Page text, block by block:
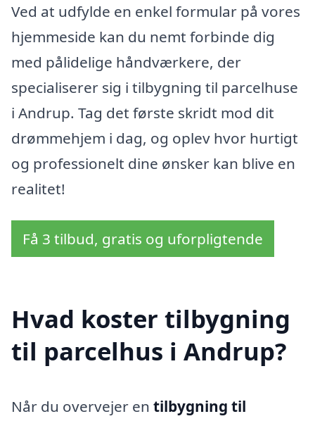
Ved at udfylde en enkel formular på vores
hjemmeside kan du nemt forbinde dig
med pålidelige håndværkere, der
specialiserer sig i tilbygning til parcelhuse
i Andrup. Tag det første skridt mod dit
drømmehjem i dag, og oplev hvor hurtigt
og professionelt dine ønsker kan blive en
realitet!
Få 3 tilbud, gratis og uforpligtende
Hvad koster tilbygning
til parcelhus i Andrup?
Når du overvejer en tilbygning til